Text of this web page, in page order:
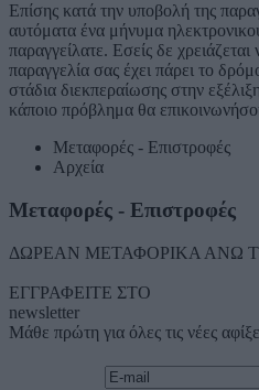
Επίσης κατά την υποβολή της
αυτόματα ένα μήνυμα
παραγγείλατε. Εσείς δε
παραγγελία σας έχει πάρει το
στάδια διεκπεραίωσης στην
κάποιο πρόβλημα θα
Μεταφορές - Επιστροφές
Αρχεία
Μεταφορές - Επιστροφές
ΔΩΡΕΑΝ ΜΕΤΑΦΟΡΙΚΑ ΑΝΩ
ΕΓΓΡΑΦΕΙΤΕ ΣΤΟ
newsletter
Μάθε πρώτη για όλες τις νέες